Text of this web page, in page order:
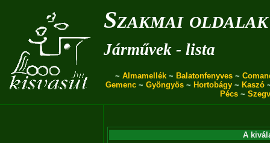
Szakmai oldalak
Járművek - lista
~ Almamellék ~ Balatonfenyves ~
Gemenc ~ Gyöngyös ~ Hortobágy ~ Kaszó
Pécs ~
A